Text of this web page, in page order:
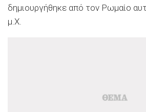
δημιουργήθηκε από τον Ρωμαίο
μ.Χ.